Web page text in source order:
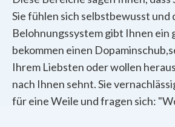
Sie fühlen sich selbstbewusst und
Belohnungssystem gibt Ihnen ein
bekommen einen
Ihrem Liebsten oder wollen
nach Ihnen sehnt. Sie
für eine Weile und fragen sich: